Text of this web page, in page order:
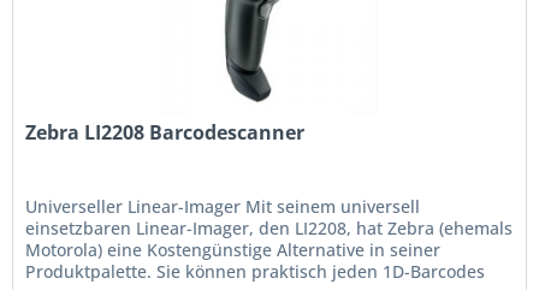
Zebra LI2208 Barcodescanner
Universeller Linear-Imager Mit seinem universell
einsetzbaren Linear-Imager, den LI2208, hat Zebra (ehemals
Motorola) eine Kostengünstige Alternative in seiner
Produktpalette. Sie können praktisch jeden 1D-Barcodes